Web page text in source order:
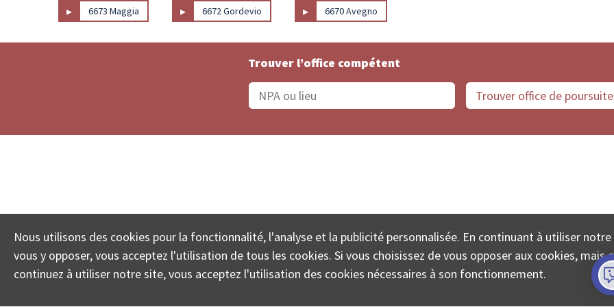
▸ 6673 Maggia ▸ 6672 Gordevio ▸ 6670 Avegno
Trouver l’office compétent
Nous utilisons des cookies pour la fonctionnalité, l'analyse et la publicité personnalisée. En continuant à utiliser notre
vous y opposer, vous acceptez l'utilisation de tous les cookies. Si vous choisissez de vous opposer aux cookies, mais
continuez à utiliser notre site, vous acceptez l'utilisation des cookies nécessaires à son fonctionnement.
© COLLECTA SA www.poursuites-plus.ch est un service de